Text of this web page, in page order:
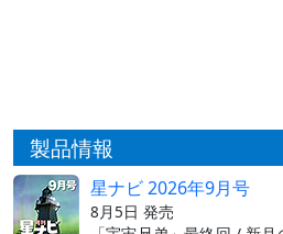
製品情報
星ナビ 2026年9月号
8月5日 発売